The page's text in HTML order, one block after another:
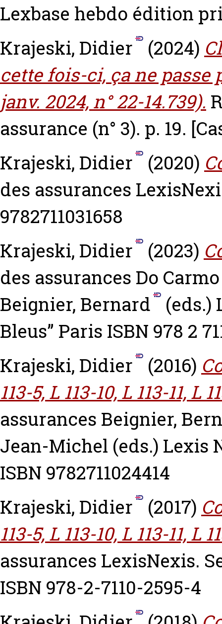
Lexbase hebdo édition
Krajeski, Didier
(2024)
cette fois-ci, ça ne passe
janv. 2024, n° 22-14.739).
assurance (n° 3). p. 19.
Krajeski, Didier
(2020)
des assurances
9782711031658
Krajeski, Didier
(2023)
des assurances Do
Beignier, Bernard
(eds.)
Bleus” Paris ISBN 978 2
Krajeski, Didier
(2016)
113-5, L 113-10, L 113-11, L
assurances Beignier,
Jean-Michel (eds.) Lexis
ISBN 9782711024414
Krajeski, Didier
(2017)
113-5, L 113-10, L 113-11, L
assurances LexisNexis.
ISBN 978-2-7110-2595-4